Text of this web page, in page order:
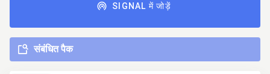
SIGNAL में जोड़ें
संबंधित पैक